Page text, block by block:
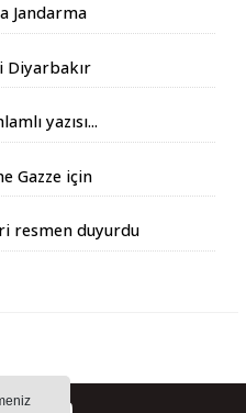
Jandarma
Diyarbakır
yazısı...
Gazze için
resmen duyurdu